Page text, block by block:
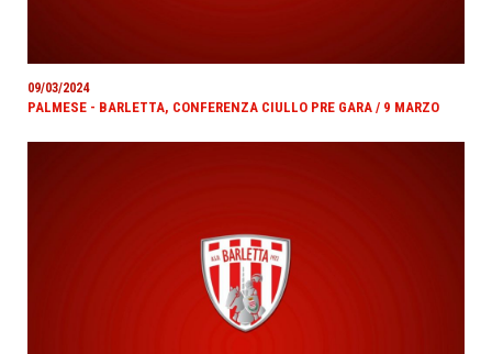
09/03/2024
PALMESE - BARLETTA, CONFERENZA CIULLO PRE GARA / 9 MARZO